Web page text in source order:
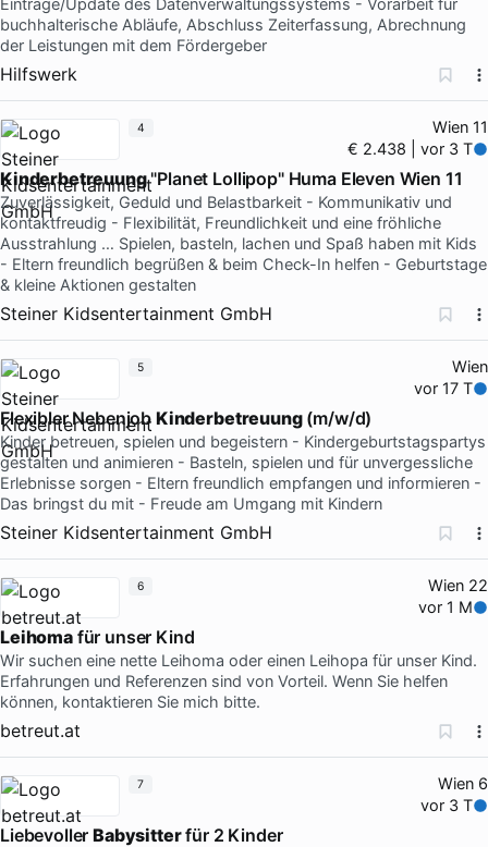
Einträge/Update des Datenverwaltungssystems - Vorarbeit für
buchhalterische Abläufe, Abschluss Zeiterfassung, Abrechnung
der Leistungen mit dem Fördergeber
Hilfswerk
Wien 11
€ 2.438 | vor 3 T
Kinderbetreuung"Planet Lollipop" Huma Eleven Wien 11
Zuverlässigkeit, Geduld und Belastbarkeit - Kommunikativ und
kontaktfreudig - Flexibilität, Freundlichkeit und eine fröhliche
Ausstrahlung … Spielen, basteln, lachen und Spaß haben mit Kids
- Eltern freundlich begrüßen & beim Check-In helfen - Geburtstage
& kleine Aktionen gestalten
Steiner Kidsentertainment GmbH
4
Wien
vor 17 T
Flexibler Nebenjob Kinderbetreuung(m/w/d)
Kinder betreuen, spielen und begeistern - Kindergeburtstagspartys
gestalten und animieren - Basteln, spielen und für unvergessliche
Erlebnisse sorgen - Eltern freundlich empfangen und informieren -
Das bringst du mit - Freude am Umgang mit Kindern
Steiner Kidsentertainment GmbH
5
Wien 22
vor 1 M
Leihomafür unser Kind
Wir suchen eine nette Leihoma oder einen Leihopa für unser Kind.
Erfahrungen und Referenzen sind von Vorteil. Wenn Sie helfen
können, kontaktieren Sie mich bitte.
betreut.at
6
Wien 6
vor 3 T
LiebevollerBabysitterfür 2 Kinder
7